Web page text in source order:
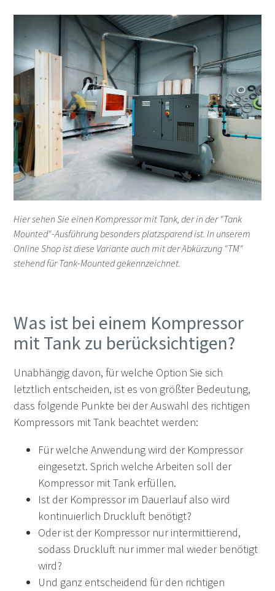
Hier sehen Sie einen Kompressor mit Tank, der in der "Tank
Mounted"-Ausführung besonders platzsparend ist. In unserem
Online Shop ist diese Variante auch mit der Abkürzung "TM"
stehend für Tank-Mounted gekennzeichnet.
Was ist bei einem Kompressor
mit Tank zu berücksichtigen?
Unabhängig davon, für welche Option Sie sich
letztlich entscheiden, ist es von größter Bedeutung,
dass folgende Punkte bei der Auswahl des richtigen
Kompressors mit Tank beachtet werden:
Für welche Anwendung wird der Kompressor
eingesetzt. Sprich welche Arbeiten soll der
Kompressor mit Tank erfüllen.
Ist der Kompressor im Dauerlauf also wird
kontinuierlich Druckluft benötigt?
Oder ist der Kompressor nur intermittierend,
sodass Druckluft nur immer mal wieder benötigt
wird?
Und ganz entscheidend für den richtigen